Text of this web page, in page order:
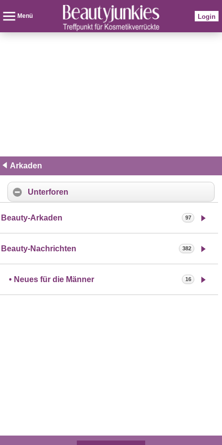
Menü Login
Arkaden
Unterforen
Beauty-Arkaden 97
Beauty-Nachrichten 382
Neues für die Männer 16